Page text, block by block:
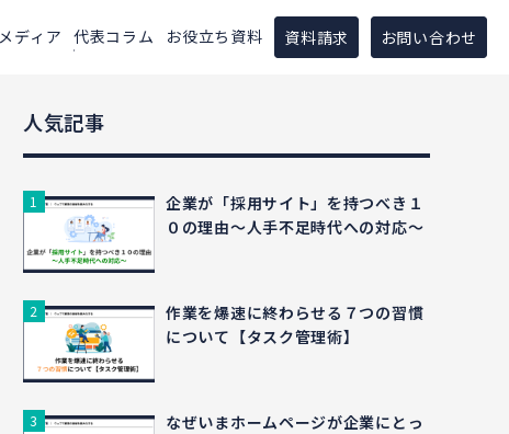
ディア 代表コラム お役立ち資料 資料請求 お問い合わせ
人気記事
企業が「採用サイト」を持つべき１
０の理由〜人手不足時代への対応〜
作業を爆速に終わらせる７つの習慣
について【タスク管理術】
なぜいまホームページが企業にとっ